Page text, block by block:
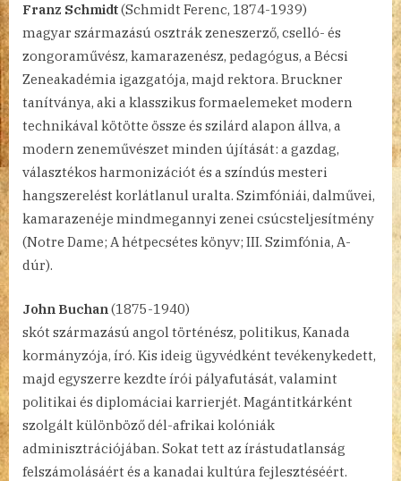
Franz Schmidt(Schmidt Ferenc, 1874-1939)
magyar származású osztrák zeneszerző, cselló- és
zongoraművész, kamarazenész, pedagógus, a Bécsi
Zeneakadémia igazgatója, majd rektora. Bruckner
tanítványa, aki a klasszikus formaelemeket modern
technikával kötötte össze és szilárd alapon állva, a
modern zeneművészet minden újítását: a gazdag,
választékos harmonizációt és a színdús mesteri
hangszerelést korlátlanul uralta. Szimfóniái, dalművei,
kamarazenéje mindmegannyi zenei csúcsteljesítmény
(Notre Dame; A hétpecsétes könyv; III. Szimfónia, A-
dúr).
John Buchan (1875-1940)
skót származású angol történész, politikus, Kanada
kormányzója, író. Kis ideig ügyvédként tevékenykedett,
majd egyszerre kezdte írói pályafutását, valamint
politikai és diplomáciai karrierjét. Magántitkárként
szolgált különböző dél-afrikai kolóniák
adminisztrációjában. Sokat tett az írástudatlanság
felszámolásáért és a kanadai kultúra fejlesztéséért.